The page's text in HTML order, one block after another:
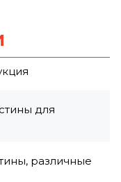
для
различные